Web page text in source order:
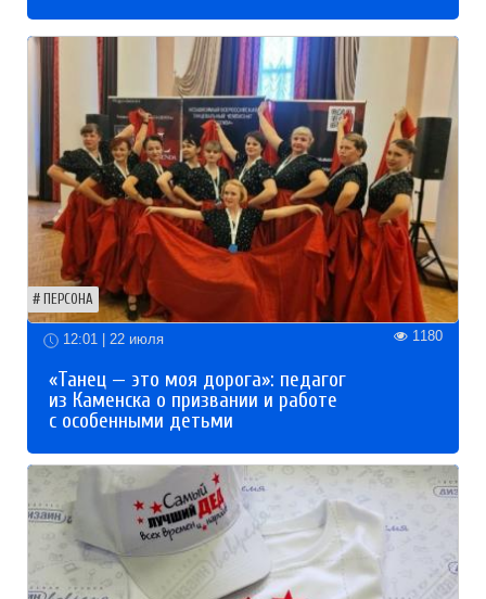
ПЕРСОНА
12:01 | 22 июля 1180
«Танец — это моя дорога»: педагог
из Каменска о призвании и работе
с особенными детьми